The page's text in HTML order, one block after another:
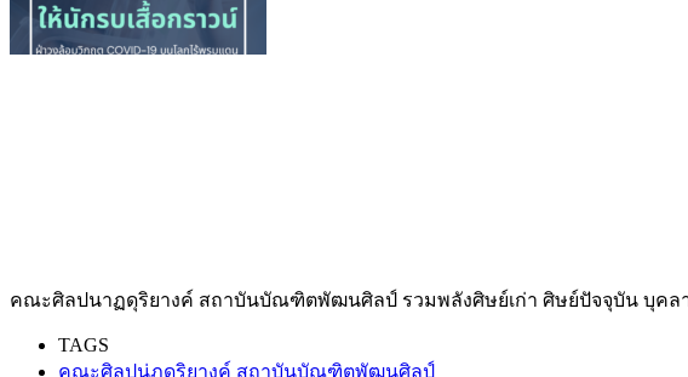
คณะศิลปนาฏดุริยางค์ สถาบันบัณฑิตพัฒนศิลป์ รวมพลังศิษย์เก่า ศิษย์ปัจจุบัน บุคล
TAGS
คณะศิลปน่ฏดุริยางค์ สถาบันบัณฑิตพัฒนศิลป์